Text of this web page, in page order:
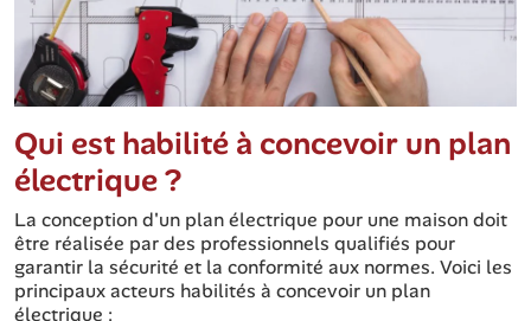
Qui est habilité à concevoir un plan
électrique ?
La conception d'un plan électrique pour une maison doit
être réalisée par des professionnels qualifiés pour
garantir la sécurité et la conformité aux normes. Voici les
principaux acteurs habilités à concevoir un plan
électrique :